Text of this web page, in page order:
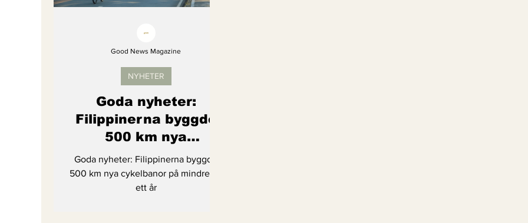
Goda nyheter:
Filippinerna byggde
500 km nya
cykelbanor
Goda nyheter: Filippinerna byggde
500 km nya cykelbanor på mindre än
ett år
NYHETER
Good News Magazine